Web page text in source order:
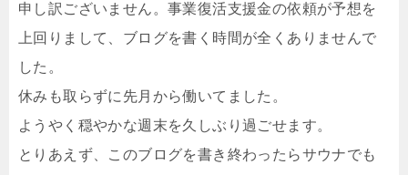
申し訳ございません。事業復活支援金の依頼が予想を
上回りまして、ブログを書く時間が全くありませんで
した。
休みも取らずに先月から働いてました。
ようやく穏やかな週末を久しぶり過ごせます。
とりあえず、このブログを書き終わったらサウナでも